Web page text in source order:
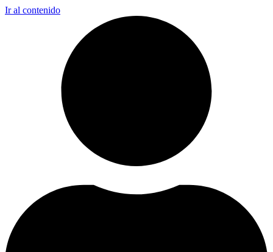
Ir al contenido